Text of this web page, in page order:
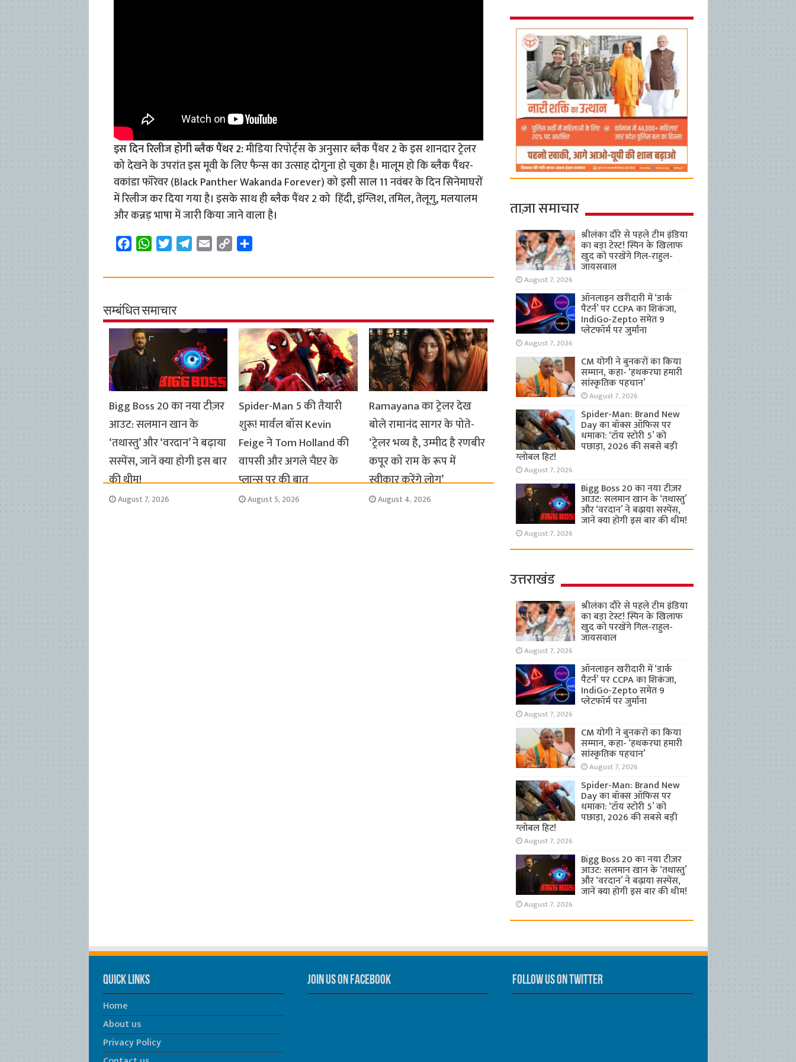
इस दिन रिलीज होगी ब्लैक पैंथर 2:मीडिया रिपोर्ट्स के अनुसार ब्लैक पैंथर 2 के इस शानदार ट्रेलर
को देखने के उपरांत इस मूवी के लिए फैन्स का उत्साह दोगुना हो चुका है। मालूम हो कि ब्लैक पैंथर-
वकांडा फॉरेवर (Black Panther Wakanda Forever) को इसी साल 11 नवंबर के दिन सिनेमाघरों
में रिलीज कर दिया गया है। इसके साथ ही ब्लैक पैंथर 2 को हिंदी, इंग्लिश, तमिल, तेलूगु, मलयालम
और कन्नड़ भाषा में जारी किया जाने वाला है।
F
c
b
o
o
k
W
a
s
A
p
T
i
t
e
r
T
l
r
a
m
E
a
C
p
i
S
a
सम्बंधित समाचार
Bigg Boss 20 का नया टीज़र
आउट: सलमान खान के
‘तथास्तु’ और ‘वरदान’ ने बढ़ाया
सस्पेंस, जानें क्या होगी इस बार
की थीम!
August 7, 2026
Spider-Man 5 की तैयारी
शुरू! मार्वल बॉस Kevin
Feige ने Tom Holland की
वापसी और अगले चैप्टर के
प्लान्स पर की बात
August 5, 2026
Ramayana का ट्रेलर देख
बोले रामानंद सागर के पोते-
‘ट्रेलर भव्य है, उम्मीद है रणबीर
कपूर को राम के रूप में
स्वीकार करेंगे लोग’
August 4, 2026
ताज़ा समाचार
श्रीलंका दौरे से पहले टीम इंडिया
का बड़ा टेस्ट! स्पिन के खिलाफ
खुद को परखेंगे गिल-राहुल-
जायसवाल
August 7, 2026
ऑनलाइन खरीदारी में ‘डार्क
पैटर्न’ पर CCPA का शिकंजा,
IndiGo-Zepto समेत 9
प्लेटफॉर्म पर जुर्माना
August 7, 2026
CM योगी ने बुनकरों का किया
सम्मान, कहा- ‘हथकरघा हमारी
सांस्कृतिक पहचान’
August 7, 2026
Spider-Man: Brand New
Day का बॉक्स ऑफिस पर
धमाका: ‘टॉय स्टोरी 5’ को
पछाड़ा, 2026 की सबसे बड़ी
ग्लोबल हिट!
August 7, 2026
Bigg Boss 20 का नया टीज़र
आउट: सलमान खान के ‘तथास्तु’
और ‘वरदान’ ने बढ़ाया सस्पेंस,
जानें क्या होगी इस बार की थीम!
August 7, 2026
उत्तराखंड
श्रीलंका दौरे से पहले टीम इंडिया
का बड़ा टेस्ट! स्पिन के खिलाफ
खुद को परखेंगे गिल-राहुल-
जायसवाल
August 7, 2026
ऑनलाइन खरीदारी में ‘डार्क
पैटर्न’ पर CCPA का शिकंजा,
IndiGo-Zepto समेत 9
प्लेटफॉर्म पर जुर्माना
August 7, 2026
CM योगी ने बुनकरों का किया
सम्मान, कहा- ‘हथकरघा हमारी
सांस्कृतिक पहचान’
August 7, 2026
Spider-Man: Brand New
Day का बॉक्स ऑफिस पर
धमाका: ‘टॉय स्टोरी 5’ को
पछाड़ा, 2026 की सबसे बड़ी
ग्लोबल हिट!
August 7, 2026
Bigg Boss 20 का नया टीज़र
आउट: सलमान खान के ‘तथास्तु’
और ‘वरदान’ ने बढ़ाया सस्पेंस,
जानें क्या होगी इस बार की थीम!
August 7, 2026
Quick Links
Home
About us
Privacy Policy
Join us on Facebook Follow us on Twitter